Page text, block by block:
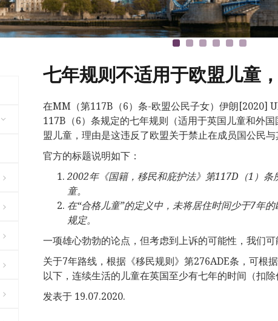
七年规则不适用于欧盟儿童
在MM（第117B（6）条-欧盟公民子女）伊朗[2020]
117B（6）条规定的七年规则（适用于英国儿童和外
盟儿童，理由是这违反了欧盟关于禁止在成员国公民与
官方的标题说明如下：
2002年《国籍，移民和庇护法》第117D （1 ）条
童。
在“合格儿童”的定义中，未将居住时间少于7年的
规定。
一项雄心勃勃的论点，但考虑到上诉的可能性，我们可
关于7年路线，根据《移民规则》第276ADE条，可根
以下，连续生活的儿童在英国至少有七年的时间（扣
发表于 19.07.2020.